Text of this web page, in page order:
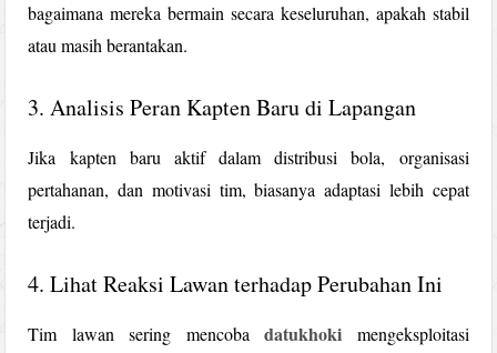
bagaimana mereka bermain secara keseluruhan, apakah stabil
atau masih berantakan.
3. Analisis Peran Kapten Baru di Lapangan
Jika kapten baru aktif dalam distribusi bola, organisasi
pertahanan, dan motivasi tim, biasanya adaptasi lebih cepat
terjadi.
4. Lihat Reaksi Lawan terhadap Perubahan Ini
Tim lawan sering mencobadatukhoki
mengeksploitasi